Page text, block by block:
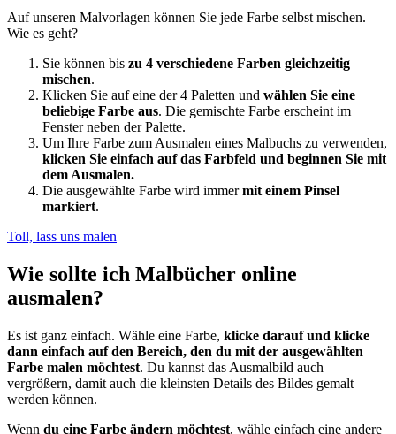
Auf unseren Malvorlagen können Sie jede Farbe selbst mischen.
Wie es geht?
Sie können bis zu 4 verschiedene Farben gleichzeitig
mischen.
Klicken Sie auf eine der 4 Paletten und wählen Sie eine
beliebige Farbe aus. Die gemischte Farbe erscheint im
Fenster neben der Palette.
Um Ihre Farbe zum Ausmalen eines Malbuchs zu verwenden,
klicken Sie einfach auf das Farbfeld und beginnen Sie mit
dem Ausmalen.
Die ausgewählte Farbe wird immermit einem Pinsel
markiert.
Toll, lass uns malen
Wie sollte ich Malbücher online
ausmalen?
Es ist ganz einfach. Wähle eine Farbe, klicke darauf und klicke
dann einfach auf den Bereich, den du mit der ausgewählten
Farbe malen möchtest. Du kannst das Ausmalbild auch
vergrößern, damit auch die kleinsten Details des Bildes gemalt
werden können.
Wenn du eine Farbe ändern möchtest, wähle einfach eine andere